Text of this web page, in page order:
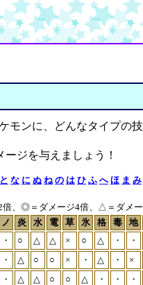
モンに、どんなタイプの
ジを与えましょう！
と な に ぬ ね の は ひ ふ へ ほ ま み
、◎＝ダメージ4倍、△＝ダメー
ノ 炎 水 電 草 氷 格 毒 地
・ ○ △ △ × ○ △ ・ ・
・ △ ○ ○ × ・ △ ・ ×
・ △ △ ○ ○ △ ・ ・ ・